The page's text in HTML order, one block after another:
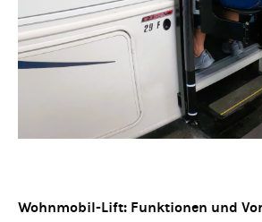
Wohnmobil-Lift: Funktionen und